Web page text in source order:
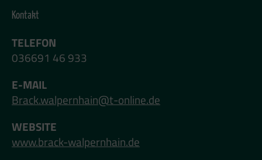
Kontakt
TELEFON
036691 46 933
E-MAIL
Brack.walpernhain@t-online.de
WEBSITE
www.brack-walpernhain.de